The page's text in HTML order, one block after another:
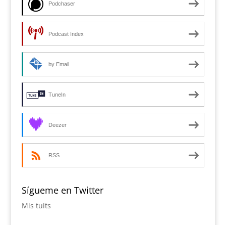
Podchaser
Podcast Index
by Email
TuneIn
Deezer
RSS
Sígueme en Twitter
Mis tuits